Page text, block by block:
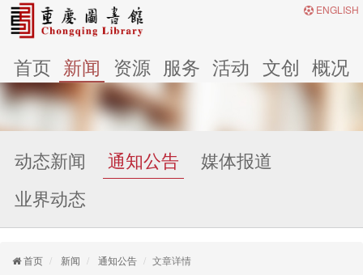
ENGLISH
首页 新闻 资源 服务 活动 文创 概况
动态新闻 通知公告
媒体报道
业界动态
首页 新闻 通知公告 文章详情